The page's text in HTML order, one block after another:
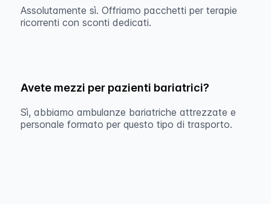
Assolutamente sì. Offriamo pacchetti per terapie
ricorrenti con sconti dedicati.
Avete mezzi per pazienti bariatrici?
Sì, abbiamo ambulanze bariatriche attrezzate e
personale formato per questo tipo di trasporto.